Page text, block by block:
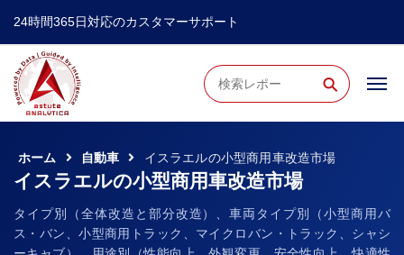
24時間365日対応のカスタマーサポート
⚲
ホーム 自動車 イスラエルの小型商用車改造市場
イスラエルの小型商用車改造市場
タイプ別（全体改造と部分改造）、車両タイプ別（小型商用バ
ス・バン、小型商用トラック、マイクロバン・トラック、シャシ